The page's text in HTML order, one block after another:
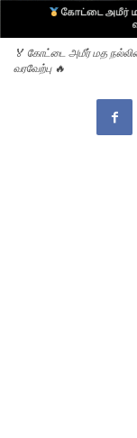
🏅 கோட்டை அமீர் மத
வரவேற்பு 🔥